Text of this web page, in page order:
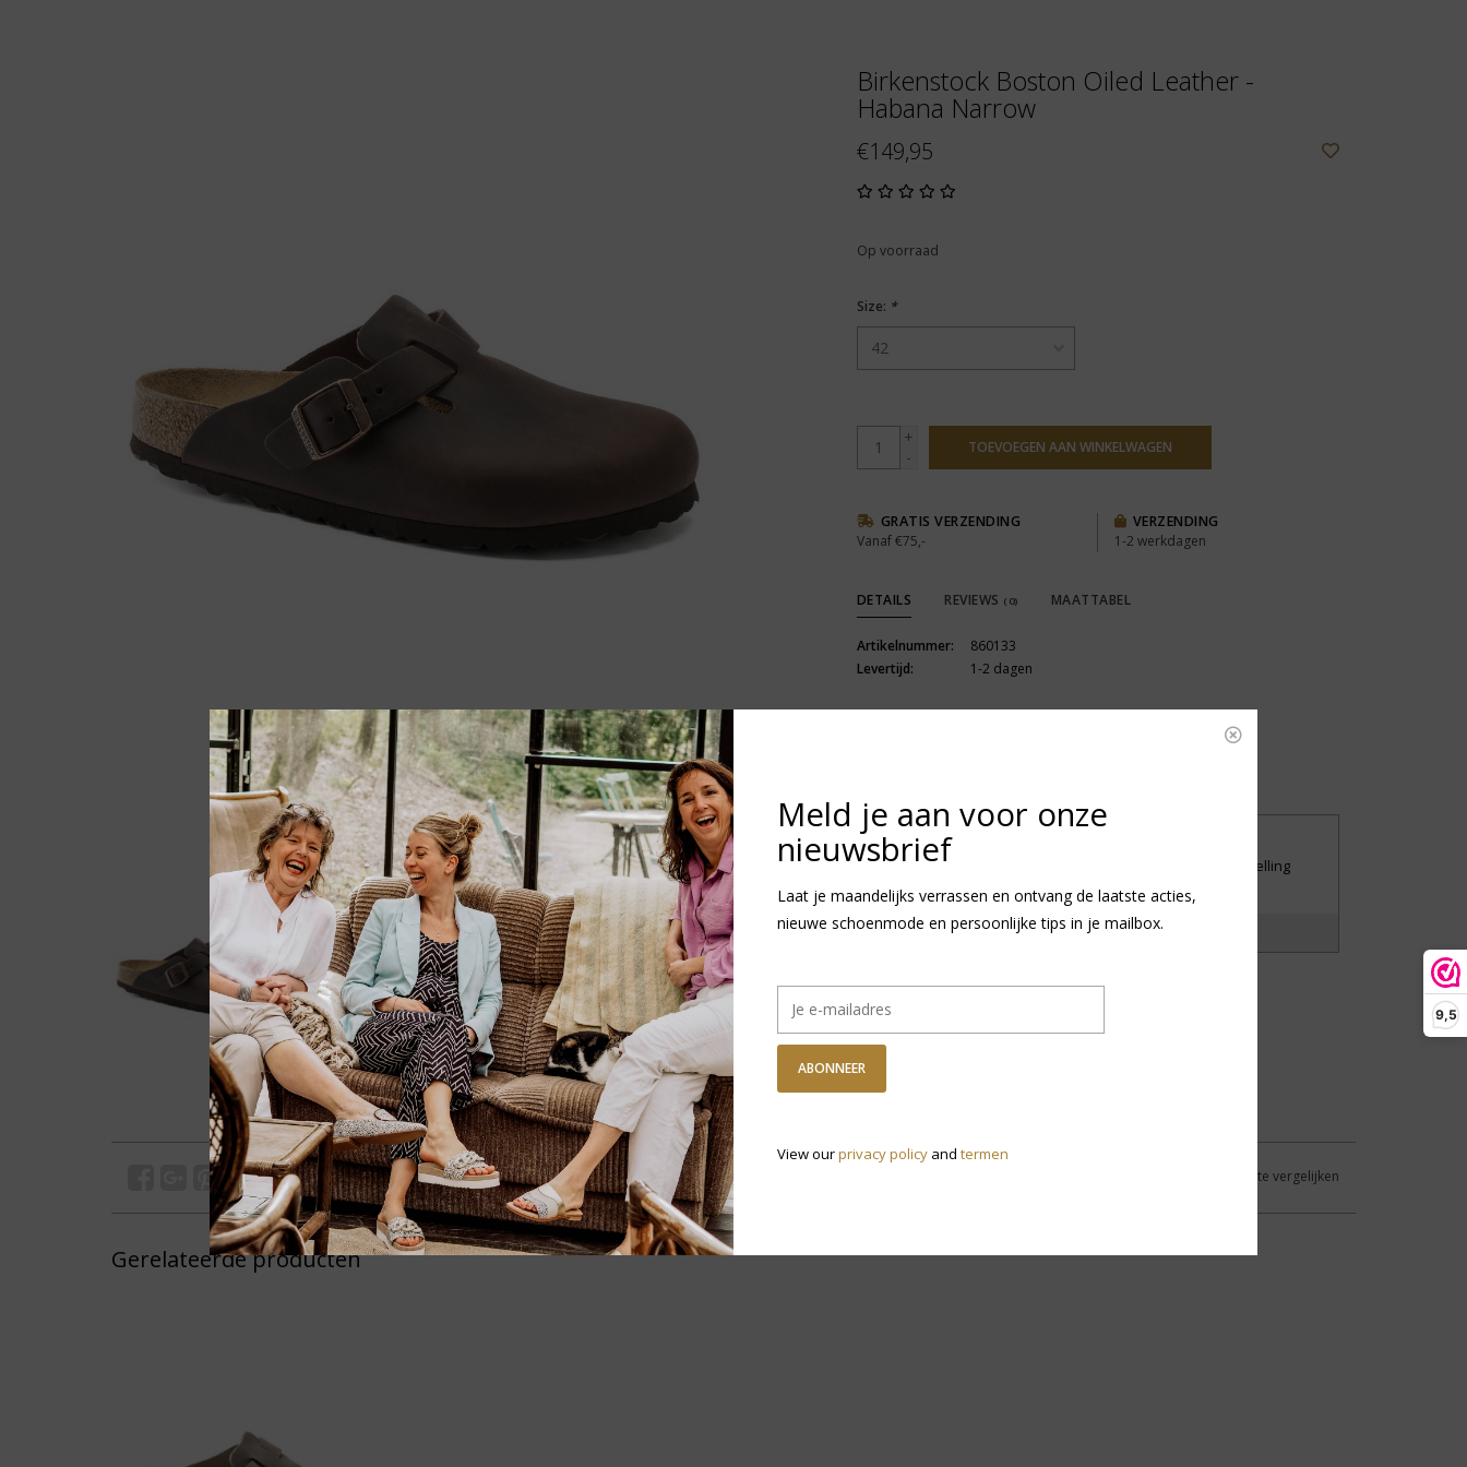
9,5
Birkenstock Boston Oiled Leather -
Habana Narrow
€149,95
Op voorraad
Size: *
+
-
TOEVOEGEN AAN WINKELWAGEN
GRATIS VERZENDING
Vanaf €75,-
VERZENDING
1-2 werkdagen
DETAILS REVIEWS (0) MAATTABEL
Artikelnummer:
860133
Levertijd:
1-2 dagen
Niet tevreden met je aankoop? Stuur je bestelling
Heb je vragen?Laat het ons weten!
Toevoegen om te vergelijken
Gerelateerde producten
Meld je aan voor onze
nieuwsbrief
Laat je maandelijks verrassen en ontvang de laatste acties,
nieuwe schoenmode en persoonlijke tips in je mailbox.
ABONNEER
View ourprivacy policy and termen